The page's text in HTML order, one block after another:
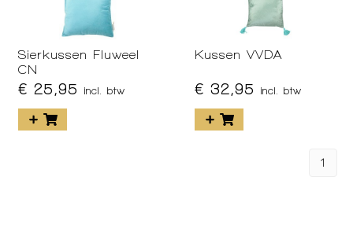
Sierkussen Fluweel
CN
€ 25,95 incl. btw
Kussen VVDA
€ 32,95 incl. btw
1